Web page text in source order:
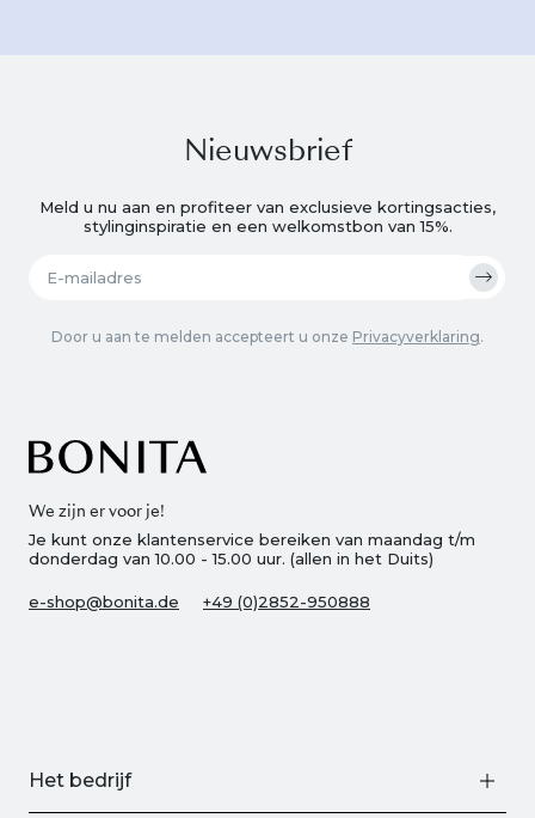
We zijn er voor je!
Je kunt onze klantenservice bereiken van maandag t/m
donderdag van 10.00 - 15.00 uur. (allen in het Duits)
e-shop@bonita.de +49 (0)2852-950888
Nieuwsbrief
Meld u nu aan en profiteer van exclusieve kortingsacties,
stylinginspiratie en een welkomstbon van 15%.
Door u aan te melden accepteert u onze Privacyverklaring.
Het bedrijf